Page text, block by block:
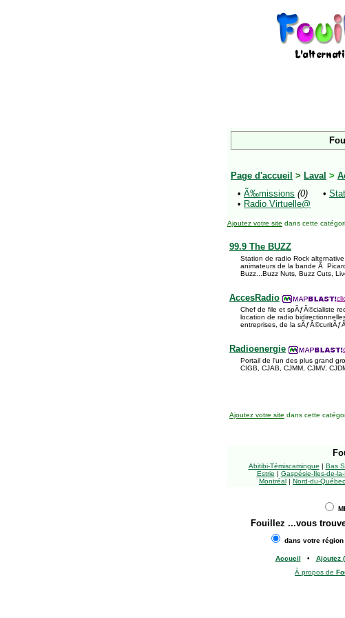
Page d'accueil > Laval >
• Ã‰missions (0)
• Radio Virtuelle@
•
Ajoutez votre site dans cette
99.9 The BUZZ
Station de radio Rock
animateurs de la bande Ã
Buzz...Buzz Nuts, Buzz Cuts,
AccesRadio
Chef de file et spÃƒÂ©cialiste
location de radio
entreprises, de la
Radioenergie
Portail de l'un des plus grand
CIGB, CJAB, CJMM, CJMV,
Ajoutez votre site dans cette
Abitibi-Témiscamingue | Bas
Estrie | Gaspésie-Îles-de-
Montréal | Nord-du-Québec
Fouillez ...vous
dans votre région
Accueil • Ajoutez
À propos de